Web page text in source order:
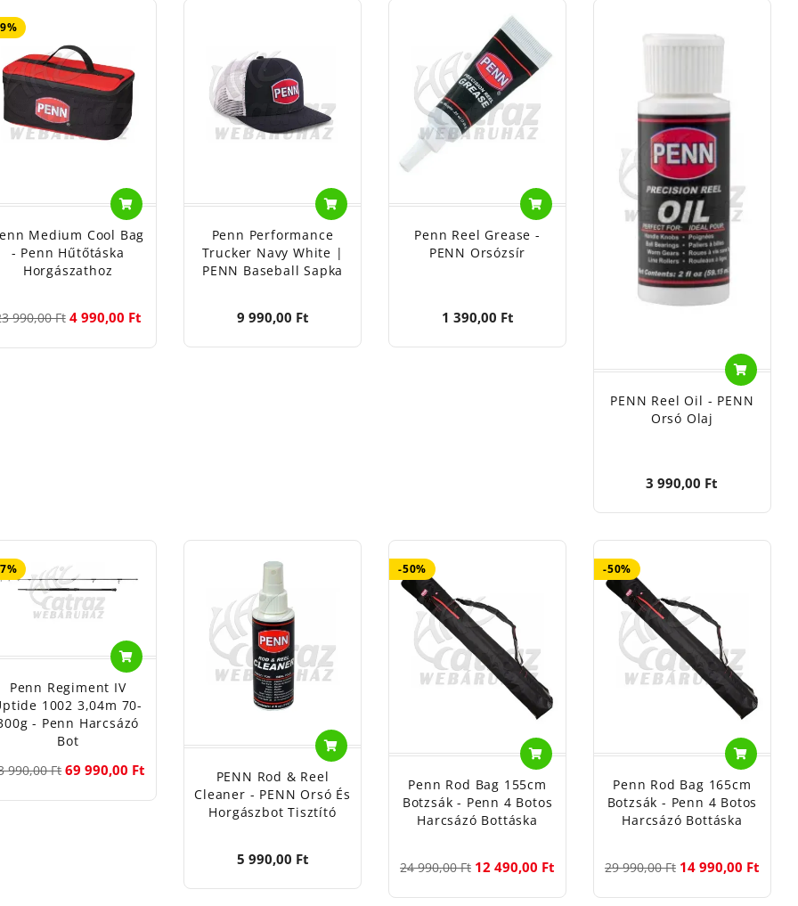
Medium Cool Bag
- Penn Hűtőtáska
Horgászathoz
990,00 Ft 4 990,00 Ft
Penn Performance
Trucker Navy White |
PENN Baseball Sapka
9 990,00 Ft
Penn Reel Grease -
PENN Orsózsír
1 390,00 Ft
PENN Reel Oil - PENN
Orsó Olaj
3 990,00 Ft
Penn Regiment IV
1002 3,04m 70-
- Penn Harcsázó
Bot
990,00 Ft 69 990,00 Ft
PENN Rod & Reel
Cleaner - PENN Orsó És
Horgászbot Tisztító
5 990,00 Ft
-50%
Penn Rod Bag 155cm
Botzsák - Penn 4 Botos
Harcsázó Bottáska
24 990,00 Ft 12 490,00 Ft
-50%
Penn Rod Bag 165cm
Botzsák - Penn 4 Botos
Harcsázó Bottáska
29 990,00 Ft 14 990,00 Ft